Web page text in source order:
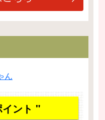
ント "